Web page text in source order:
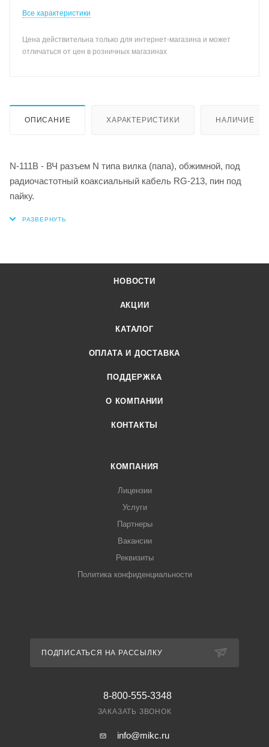
Все характеристики
Цена действительна только для интернет-магазина и может
отличаться от цен в розничных магазинах
ОПИСАНИЕ ХАРАКТЕРИСТИКИ НАЛИЧИЕ
N-111B - ВЧ разъем N типа вилка (папа), обжимной, под
радиочастотный коаксиальный кабель RG-213, пин под
пайку.
НОВОСТИ
АКЦИИ
КАТАЛОГ
ОПЛАТА И ДОСТАВКА
ПОДДЕРЖКА
О КОМПАНИИ
КОНТАКТЫ
КОМПАНИЯ
Лицензии
Услуги
Партнеры
Вакансии
Реквизиты
Политика конфиденциальности
ПОДПИСАТЬСЯ НА РАССЫЛКУ
8-800-555-3348
ЗАКАЗАТЬ ЗВОНОК
info@mikc.ru